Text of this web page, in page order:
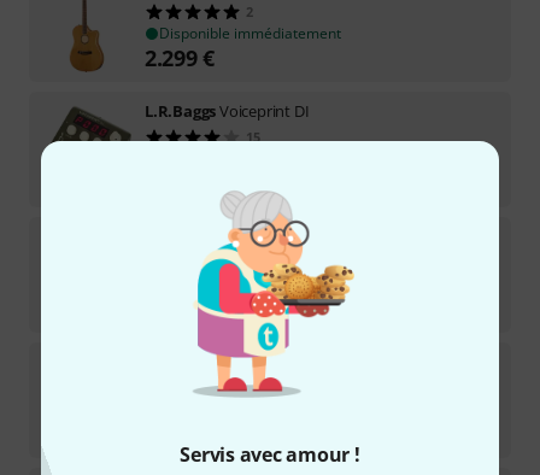
Servis avec amour !
2
Disponible immédiatement
2.299€
L.R.BaggsVoiceprint DI
15
Align EQ Effektpedal
12
Disponible immédiatement
€
L.R.BaggsAlign Chorus
11